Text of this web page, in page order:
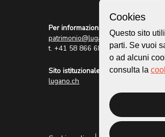
Per informazioni:
patrimonio@lugano.ch
t. +41 58 866 68 50
Sito istituzionale:
lugano.ch
Cookies
Questo sito
parti. Se vuoi
o ad alcuni
consulta la